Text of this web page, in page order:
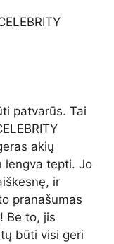
patvarūs. Tai
akių
lengva tepti. Jo
ir
pranašumas
Be to, jis
būti visi geri